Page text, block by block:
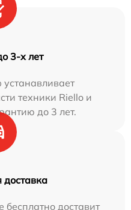
3-х лет
техники Riello и
до 3 лет.
доставка
доставит